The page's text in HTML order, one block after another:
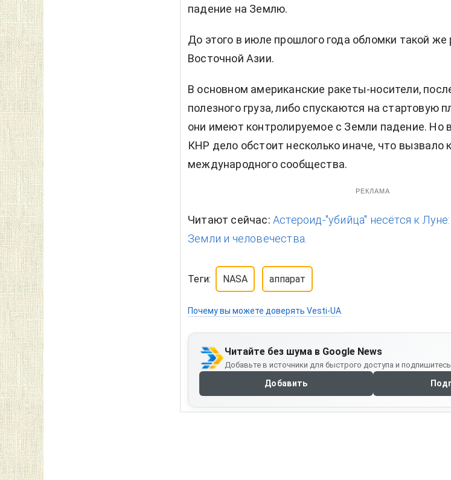
падение на Землю.
До этого в июле прошлого года обломки такой
Восточной Азии.
В основном американские ракеты-носители,
полезного груза, либо спускаются на стартовую
они имеют контролируемое с Земли падение. Но
КНР дело обстоит несколько иначе, что вызвало
международного сообщества.
РЕКЛАМА
Читают сейчас: Астероид-"убийца" несётся к
Земли и человечества.
Теги: NASA аппарат
Почему вы можете доверять Vesti-UA
Читайте без шума в Google News
Добавьте в источники для быстрого доступа и
Добавить